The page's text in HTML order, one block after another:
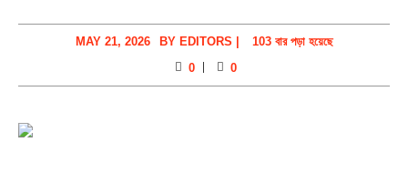
MAY 21, 2026 BY EDITORS
103 বার পড়া হয়েছে
0
0